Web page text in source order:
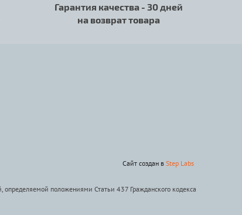
Гарантия качества - 30 дней
на возврат товара
Сайт создан в Step Labs
положениями Статьи 437 Гражданского кодекса